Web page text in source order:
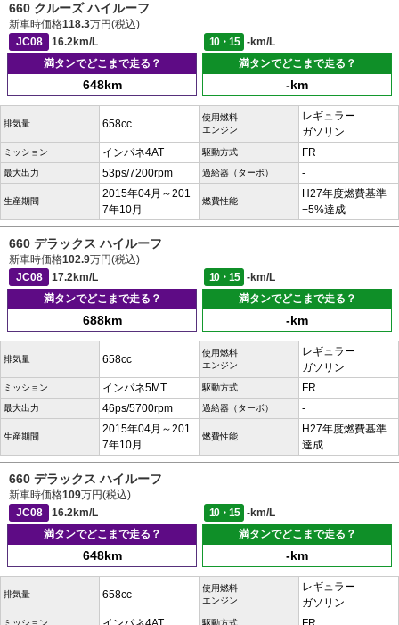
660 クルーズ ハイルーフ
新車時価格118.3万円(税込)
JC08
16.2km/L 10・15
-km/L
満タンでどこまで走る？
648km
満タンでどこまで走る？
-km
排気量 658cc
使用燃料
エンジン
レギュラー
ガソリン
ミッション インパネ4AT 駆動方式 FR
最大出力 53ps/7200rpm 過給器（ターボ） -
生産期間
2015年04月～201
7年10月
燃費性能
H27年度燃費基準
+5%達成
660 デラックス ハイルーフ
新車時価格102.9万円(税込)
JC08
17.2km/L 10・15
-km/L
満タンでどこまで走る？
688km
満タンでどこまで走る？
-km
排気量 658cc
使用燃料
エンジン
レギュラー
ガソリン
ミッション インパネ5MT 駆動方式 FR
最大出力 46ps/5700rpm 過給器（ターボ） -
生産期間
2015年04月～201
7年10月
燃費性能
H27年度燃費基準
達成
660 デラックス ハイルーフ
新車時価格109万円(税込)
JC08
16.2km/L 10・15
-km/L
満タンでどこまで走る？
648km
満タンでどこまで走る？
-km
排気量 658cc
使用燃料
エンジン
レギュラー
ガソリン
ミッション 駆動方式